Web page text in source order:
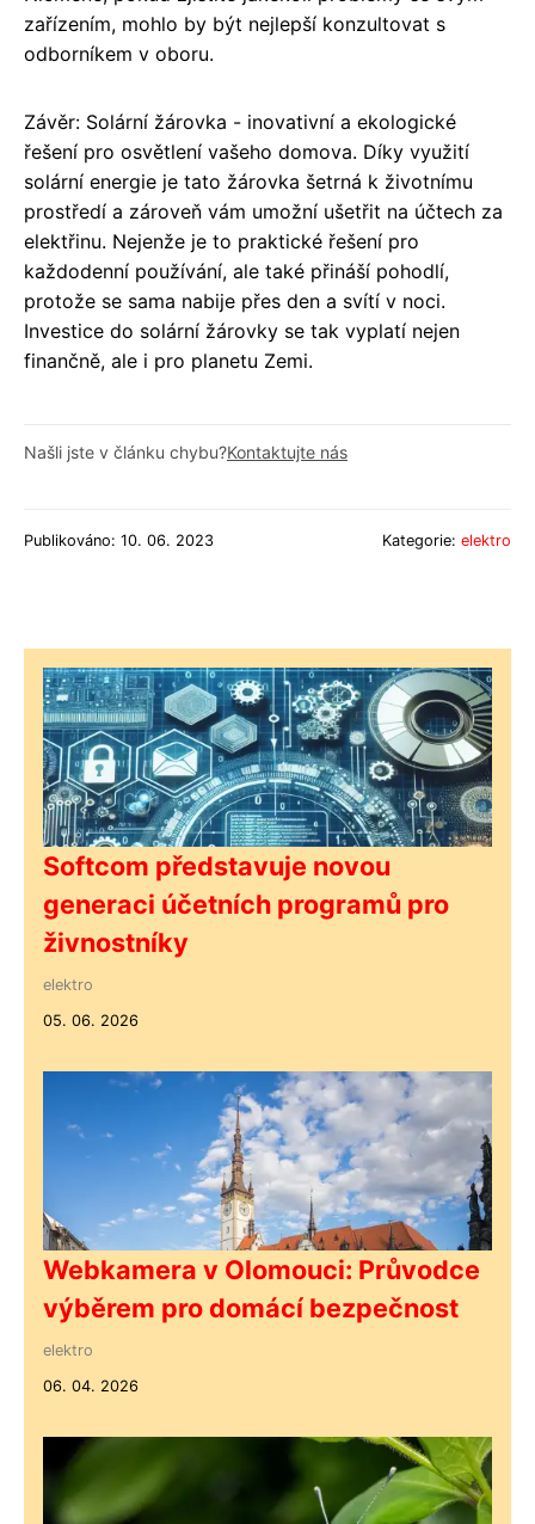
zařízením, mohlo by být nejlepší konzultovat s
odborníkem v oboru.
Závěr: Solární žárovka - inovativní a ekologické
řešení pro osvětlení vašeho domova. Díky využití
solární energie je tato žárovka šetrná k životnímu
prostředí a zároveň vám umožní ušetřit na účtech za
elektřinu. Nejenže je to praktické řešení pro
každodenní používání, ale také přináší pohodlí,
protože se sama nabije přes den a svítí v noci.
Investice do solární žárovky se tak vyplatí nejen
finančně, ale i pro planetu Zemi.
Našli jste v článku chybu?Kontaktujte nás
Publikováno: 10. 06. 2023 Kategorie: elektro
Softcom představuje novou
generaci účetních programů pro
živnostníky
elektro
05. 06. 2026
Webkamera v Olomouci: Průvodce
výběrem pro domácí bezpečnost
elektro
06. 04. 2026